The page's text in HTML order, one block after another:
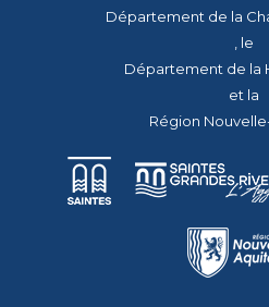
Département de la
, le
Département de la
et la
Région